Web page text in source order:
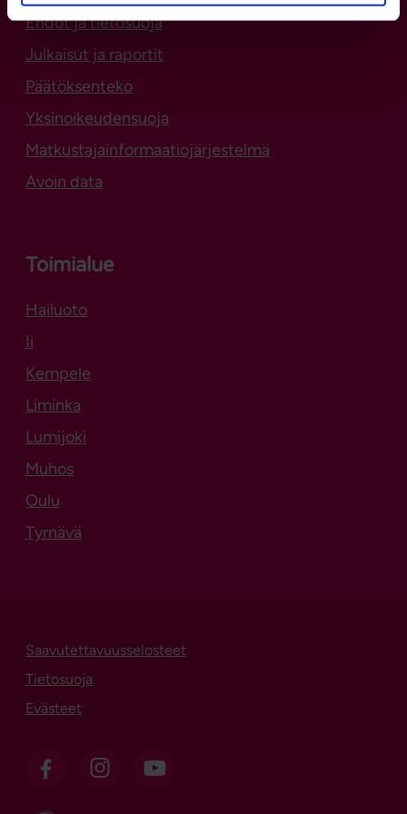
Ehdot ja tietosuoja
Julkaisut ja raportit
Päätöksenteko
Yksinoikeudensuoja
Matkustajainformaatiojärjestelmä
Avoin data
Toimialue
Hailuoto
Ii
Kempele
Liminka
Lumijoki
Muhos
Oulu
Tyrnävä
Saavutettavuusselosteet
Tietosuoja
Evästeet
OSL sosiaalisessa mediassa
OSL FacebookissaOSL Instagramissa